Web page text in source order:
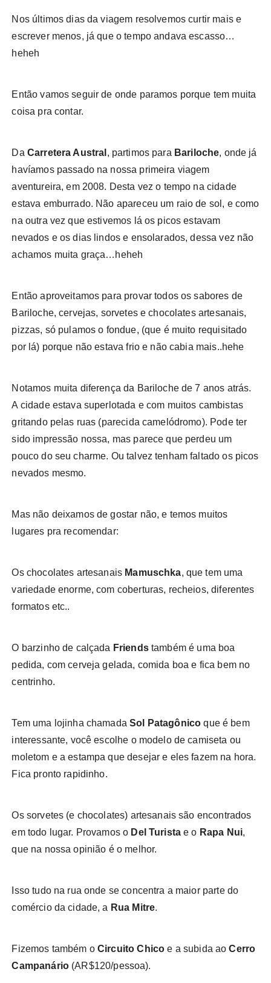
Nos últimos dias da viagem resolvemos curtir mais e
escrever menos, já que o tempo andava escasso…
heheh
Então vamos seguir de onde paramos porque tem muita
coisa pra contar.
Da Carretera Austral , partimos para Bariloche, onde já
havíamos passado na nossa primeira viagem
aventureira, em 2008. Desta vez o tempo na cidade
estava emburrado. Não apareceu um raio de sol, e como
na outra vez que estivemos lá os picos estavam
nevados e os dias lindos e ensolarados, dessa vez não
achamos muita graça…heheh
Então aproveitamos para provar todos os sabores de
Bariloche, cervejas, sorvetes e chocolates artesanais,
pizzas, só pulamos o fondue, (que é muito requisitado
por lá) porque não estava frio e não cabia mais..hehe
Notamos muita diferença da Bariloche de 7 anos atrás.
A cidade estava superlotada e com muitos cambistas
gritando pelas ruas (parecida camelódromo). Pode ter
sido impressão nossa, mas parece que perdeu um
pouco do seu charme. Ou talvez tenham faltado os picos
nevados mesmo.
Mas não deixamos de gostar não, e temos muitos
lugares pra recomendar:
Os chocolates artesanais Mamuschka, que tem uma
variedade enorme, com coberturas, recheios, diferentes
formatos etc..
O barzinho de calçada Friendstambém é uma boa
pedida, com cerveja gelada, comida boa e fica bem no
centrinho.
Tem uma lojinha chamadaSol Patagônico que é bem
interessante, você escolhe o modelo de camiseta ou
moletom e a estampa que desejar e eles fazem na hora.
Fica pronto rapidinho.
Os sorvetes (e chocolates) artesanais são encontrados
em todo lugar. Provamos o Del Turista e o Rapa Nui,
que na nossa opinião é o melhor.
Isso tudo na rua onde se concentra a maior parte do
comércio da cidade, a Rua Mitre.
Fizemos também oCircuito Chico e a subida aoCerro
Campanário (AR$120/pessoa).